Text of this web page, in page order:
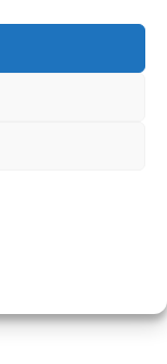
Breed
kg –